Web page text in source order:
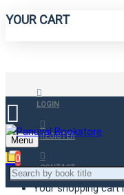
YOUR CART
LOGIN
REGISTER
CONTACT
Menu
0
Your shopping cart